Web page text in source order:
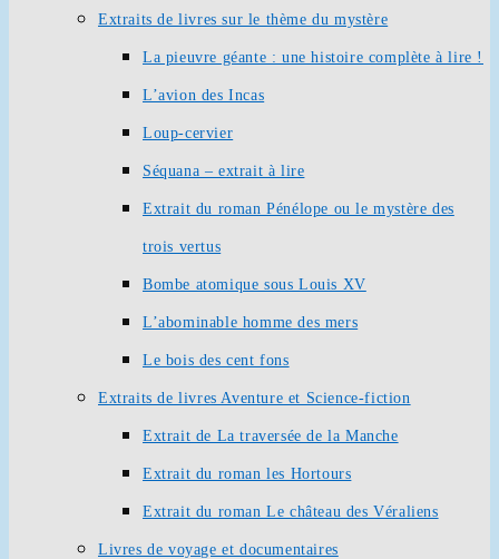
Extraits de livres sur le thème du mystère
La pieuvre géante : une histoire complète à lire !
L’avion des Incas
Loup-cervier
Séquana – extrait à lire
Extrait du roman Pénélope ou le mystère des
trois vertus
Bombe atomique sous Louis XV
L’abominable homme des mers
Le bois des cent fons
Extraits de livres Aventure et Science-fiction
Extrait de La traversée de la Manche
Extrait du roman les Hortours
Extrait du roman Le château des Véraliens
Livres de voyage et documentaires